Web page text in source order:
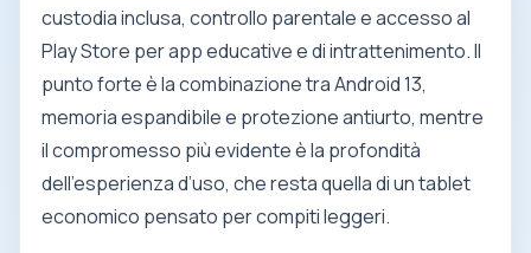
custodia inclusa, controllo parentale e accesso al
Play Store per app educative e di intrattenimento. Il
punto forte è la combinazione tra Android 13,
memoria espandibile e protezione antiurto, mentre
il compromesso più evidente è la profondità
dell’esperienza d’uso, che resta quella di un tablet
economico pensato per compiti leggeri.